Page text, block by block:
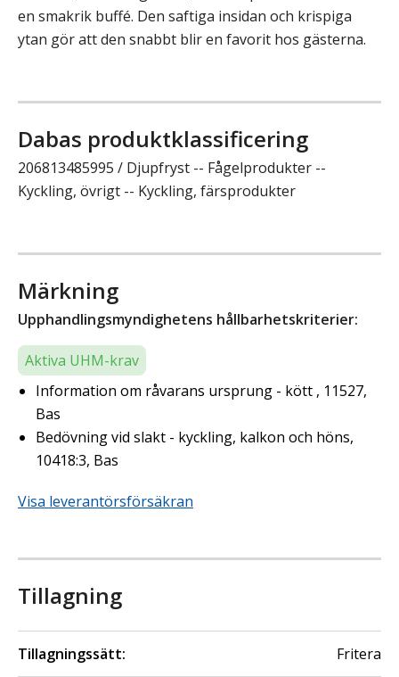
en smakrik buffé. Den saftiga insidan och krispiga
ytan gör att den snabbt blir en favorit hos gästerna.
Dabas produktklassificering
206813485995 / Djupfryst -- Fågelprodukter --
Kyckling, övrigt -- Kyckling, färsprodukter
Märkning
Upphandlingsmyndighetens hållbarhetskriterier:
Aktiva UHM-krav
Information om råvarans ursprung - kött , 11527,
Bas
Bedövning vid slakt - kyckling, kalkon och höns,
10418:3, Bas
Visa leverantörsförsäkran
Tillagning
Tillagningssätt: Fritera